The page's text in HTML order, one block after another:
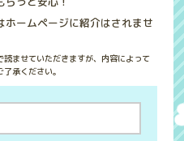
ホームページに紹介はされませ
ませていただきますが、内容によって
承ください。